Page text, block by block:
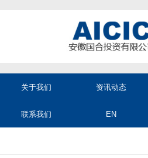
关于我们 资讯动态
联系我们 EN